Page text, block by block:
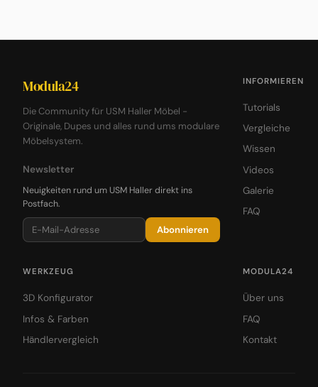
Modula24
Die Community für USM Haller Möbel -
Originale, Dupes und alles rund ums modulare
Möbelsystem.
Newsletter
Neuigkeiten rund um USM Haller direkt ins
Postfach.
Abonnieren
INFORMIEREN
Tutorials
Vergleiche
Wissen
Videos
Galerie
FAQ
WERKZEUG
3D Konfigurator
Infos & Farben
Händlervergleich
MODULA24
Über uns
FAQ
Kontakt